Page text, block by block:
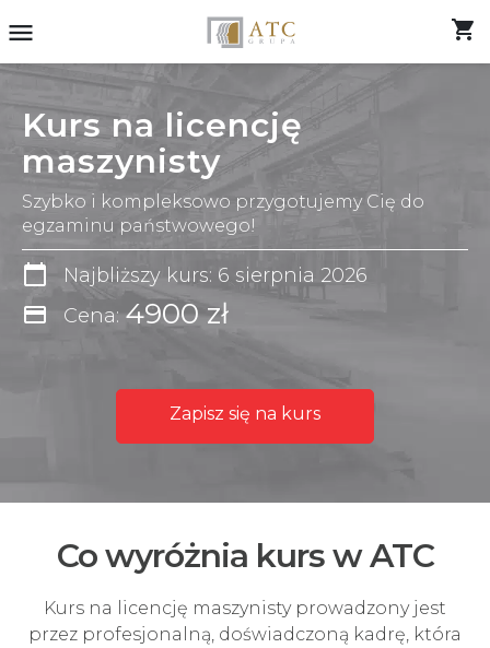
menu shopping_cart
Kurs na licencję
maszynisty
Szybko i kompleksowo przygotujemy Cię do
egzaminu państwowego!
calendar_today Najbliższy kurs: 6 sierpnia 2026
credit_card Cena: 4900 zł
Zapisz się na kurs
Co wyróżnia kurs w ATC
Kurs na licencję maszynisty prowadzony jest
przez profesjonalną, doświadczoną kadrę, która